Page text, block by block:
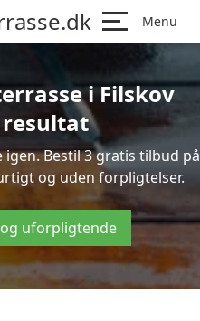
Menu
i Filskov
Bestil 3 gratis tilbud på
og uden forpligtelser.
uforpligtende